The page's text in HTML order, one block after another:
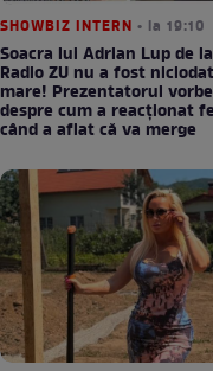
SHOWBIZ INTERN • la 19:10
Soacra lui Adrian Lup de la
Radio ZU nu a fost
mare! Prezentatorul
despre cum a reacționat
când a aflat că va merge